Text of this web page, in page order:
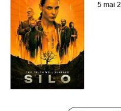
5 mai